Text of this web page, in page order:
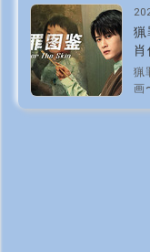
猟
猟
画